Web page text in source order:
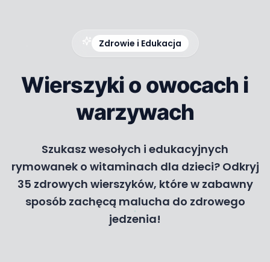
Zdrowie i Edukacja
Wierszyki o owocach i
warzywach
Szukasz wesołych i edukacyjnych
rymowanek o witaminach dla dzieci? Odkryj
35 zdrowych wierszyków, które w zabawny
sposób zachęcą malucha do zdrowego
jedzenia!